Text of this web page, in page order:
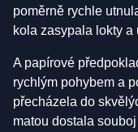
poměrně rychle
kola zasypala lokty a
A papírové
rychlým pohybem a
přecházela do
matou dostala